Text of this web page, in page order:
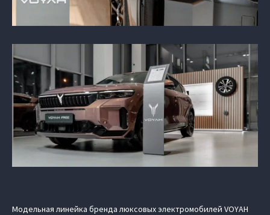
Модельная линейка бренда люксовых электромобилей VOYAH